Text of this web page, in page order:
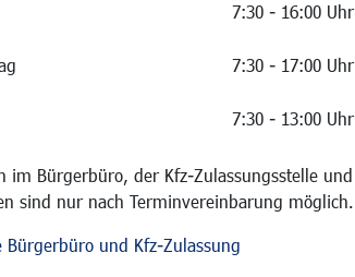
7:30 - 16:00 Uhr
7:30 - 17:00 Uhr
7:30 - 13:00 Uhr
im Bürgerbüro, der Kfz-Zulassungsstelle und
sind nur nach Terminvereinbarung möglich.
Bürgerbüro und Kfz-Zulassung